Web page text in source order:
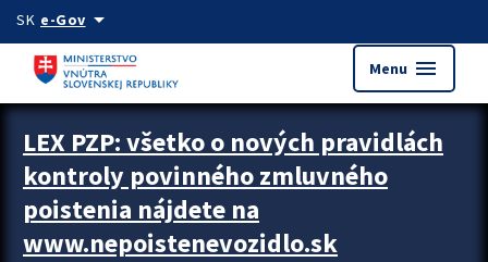
Preskocit na hlavný obsah
SK e-Govarrow_drop_down
Menu menu
Zastavit automatický posun upútavok
LEX PZP: všetko o nových pravidlách
kontroly povinného zmluvného
poistenia nájdete na
www.nepoistenevozidlo.sk